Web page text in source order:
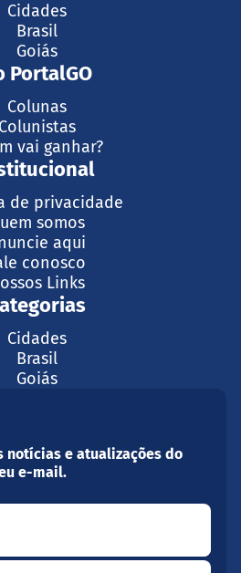
Cidades
Brasil
Goiás
PortalGO
Colunas
Colunistas
vai ganhar?
de privacidade
somos
aqui
conosco
Links
Cidades
Brasil
Goiás
notícias e atualizações do
e-mail.